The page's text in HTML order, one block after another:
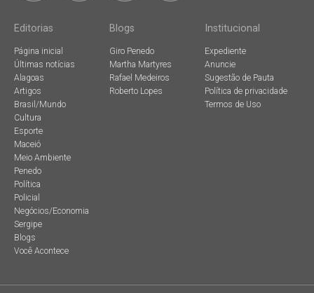
Editorias
Página inicial
Últimas notícias
Alagoas
Artigos
Brasil/Mundo
Cultura
Esporte
Maceió
Meio Ambiente
Penedo
Política
Policial
Negócios/Economia
Sergipe
Blogs
Você Acontece
Blogs
Giro Penedo
Martha Martyres
Rafael Medeiros
Roberto Lopes
Institucional
Expediente
Anuncie
Sugestão de Pauta
Política de privacidade
Termos de Uso